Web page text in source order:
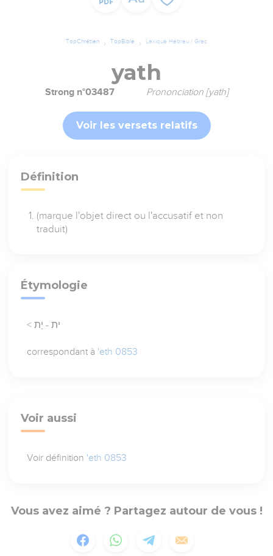
TopChrétien TopBible Lexique Hébreu / Grec
yath
Strong n°03487 Prononciation [yath]
Voir les versets relatifs
Définition
(marque l'objet direct ou l'accusatif et non
traduit)
Étymologie
< ית - יַת
correspondant à 'eth 0853
Voir aussi
Voir définition 'eth 0853
Vous avez aimé ? Partagez autour de vous !